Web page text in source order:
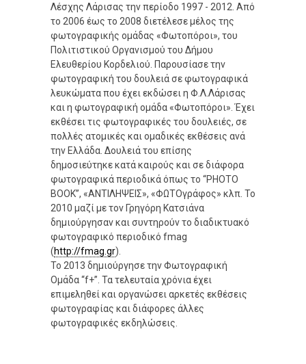
Λέσχης Λάρισας την περίοδο 1997 - 2012. Από
το 2006 έως το 2008 διετέλεσε μέλος της
φωτογραφικής ομάδας «Φωτοπόροι», του
Πολιτιστικού Οργανισμού του Δήμου
Ελευθερίου Κορδελιού. Παρουσίασε την
φωτογραφική του δουλειά σε φωτογραφικά
λευκώματα που έχει εκδώσει η Φ.Λ.Λάρισας
και η φωτογραφική ομάδα «Φωτοπόροι». Έχει
εκθέσει τις φωτογραφικές του δουλειές, σε
πολλές ατομικές και ομαδικές εκθέσεις ανά
την Ελλάδα. Δουλειά του επίσης
δημοσιεύτηκε κατά καιρούς και σε διάφορα
φωτογραφικά περιοδικά όπως το “PHOTO
BOOK”, «ΑΝΤΙΛΗΨΕΙΣ», «ΦΩΤΟγράφος» κλπ. Το
2010 μαζί με τον Γρηγόρη Κατσιάνα
δημιούργησαν και συντηρούν το διαδικτυακό
φωτογραφικό περιοδικό fmag
(http://fmag.gr).
Το 2013 δημιούργησε την Φωτογραφική
Ομάδα “f+”. Τα τελευταία χρόνια έχει
επιμεληθεί και οργανώσει αρκετές εκθέσεις
φωτογραφίας και διάφορες άλλες
φωτογραφικές εκδηλώσεις.